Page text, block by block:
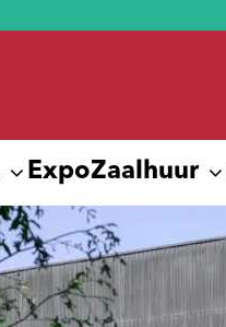
ExpoZaalhuur